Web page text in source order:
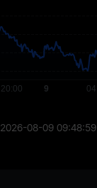
2026-08-09 09:48:59